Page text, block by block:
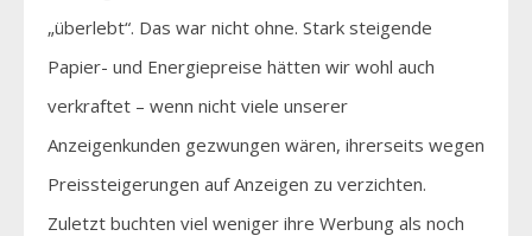
„überlebt“. Das war nicht ohne. Stark steigende
Papier- und Energiepreise hätten wir wohl auch
verkraftet – wenn nicht viele unserer
Anzeigenkunden gezwungen wären, ihrerseits wegen
Preissteigerungen auf Anzeigen zu verzichten.
Zuletzt buchten viel weniger ihre Werbung als noch